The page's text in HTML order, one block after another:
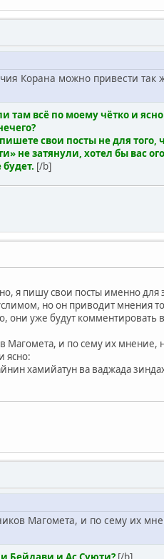
Корана можно привести так
всё по моему чётко и
свои посты не для
не затянули, хотел бы вас
[/b]
я пишу свои посты именно для
но он приводит мнения
они уже будут
и по сему их мнение,
ясно:
хамийатун ва ваджада
Магомета, и по сему их